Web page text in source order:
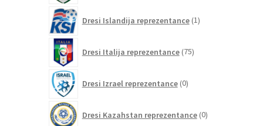
Dresi Islandija reprezentance 1izdelek
Dresi Italija reprezentance 75izdelkov
Dresi Izrael reprezentance 0izdelkov
Dresi Kazahstan reprezentance 0izdelkov